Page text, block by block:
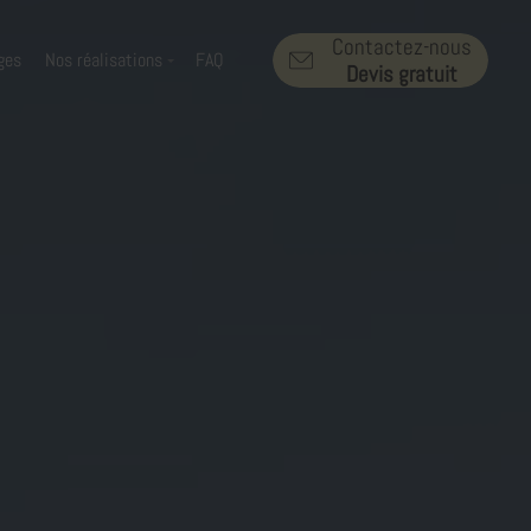
Nos réalisations FAQ
Contactez-nous
Devis gratuit